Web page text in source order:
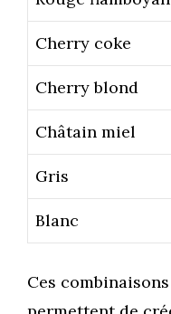
Cherry coke
Cherry blond
Châtain miel
Gris
Blanc
Ces